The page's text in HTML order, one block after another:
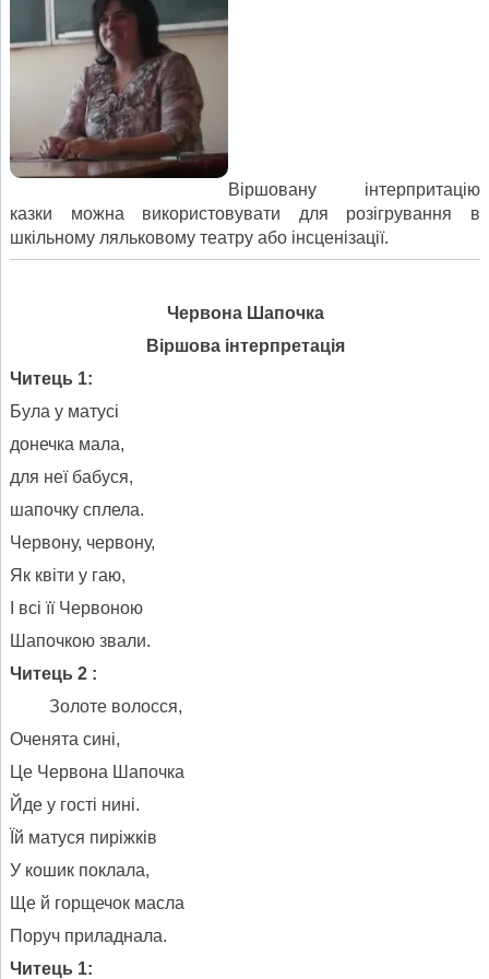
Віршовану інтерпритацію
казки можна використовувати для розігрування в
шкільному ляльковому театру або інсценізації.
Червона Шапочка
Віршова інтерпретація
Читець 1:
Була у матусі
донечка мала,
для неї бабуся,
шапочку сплела.
Червону, червону,
Як квіти у гаю,
І всі її Червоною
Шапочкою звали.
Читець 2 :
Золоте волосся,
Оченята сині,
Це Червона Шапочка
Йде у гості нині.
Їй матуся пиріжків
У кошик поклала,
Ще й горщечок масла
Поруч приладнала.
Читець 1: